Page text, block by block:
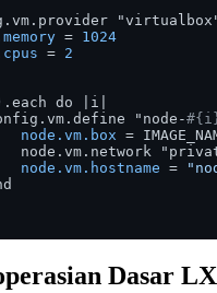
= 1024
= 2
do |i|
"node-
node.vm.box =
node.vm.network
node.vm.hostname =
Dasar